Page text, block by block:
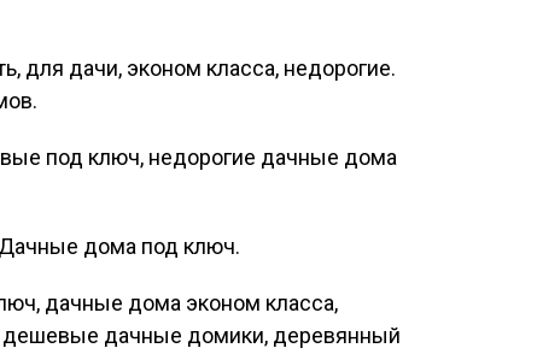
для дачи, эконом класса, недорогие.
под ключ, недорогие дачные дома
дома под ключ.
дачные дома эконом класса,
дачные домики, деревянный